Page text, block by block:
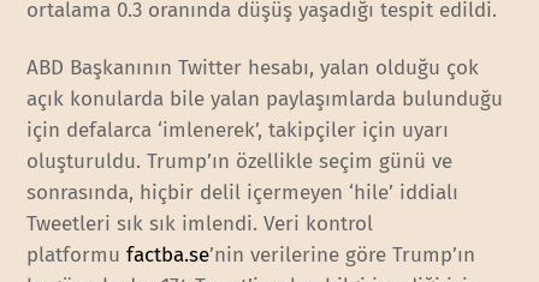
ortalama 0.3 oranında düşüş yaşadığı tespit edildi.
ABD Başkanının Twitter hesabı, yalan olduğu çok
açık konularda bile yalan paylaşımlarda bulunduğu
için defalarca ‘imlenerek’, takipçiler için uyarı
oluşturuldu. Trump’ın özellikle seçim günü ve
sonrasında, hiçbir delil içermeyen ‘hile’ iddialı
Tweetleri sık sık imlendi. Veri kontrol
platformufactba.se’nin verilerine göre Trump’ın